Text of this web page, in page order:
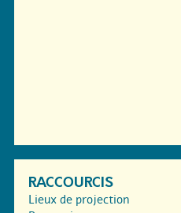
RACCOURCIS
Lieux de projection